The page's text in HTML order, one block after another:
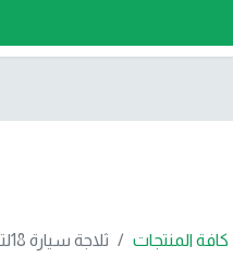
كافة المنتجات ثلاجة سيارة 18لتر DLC-37418